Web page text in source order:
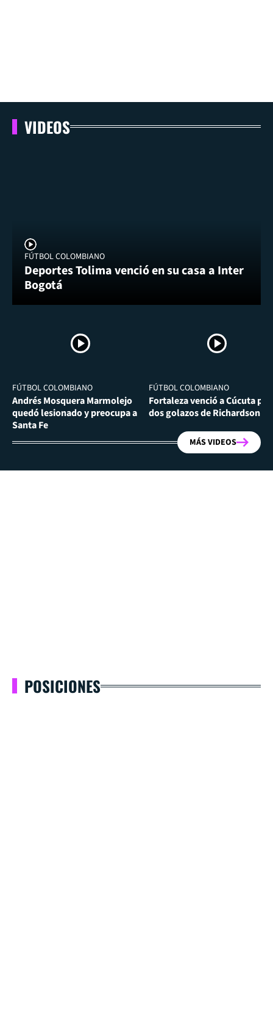
VIDEOS
FÚTBOL COLOMBIANO
Deportes Tolima venció en su casa a Inter
Bogotá
FÚTBOL COLOMBIANO
Andrés Mosquera Marmolejo
quedó lesionado y preocupa a
Santa Fe
FÚTBOL COLOMBIANO
Fortaleza venció a Cúcuta por
dos golazos de Richardson
MÁS VIDEOS
POSICIONES